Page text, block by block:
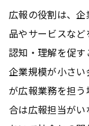
広報の役割は、企
品やサービスな
認知・理解を促す
企業規模が小さ
が広報業務を担
合は広報担当が